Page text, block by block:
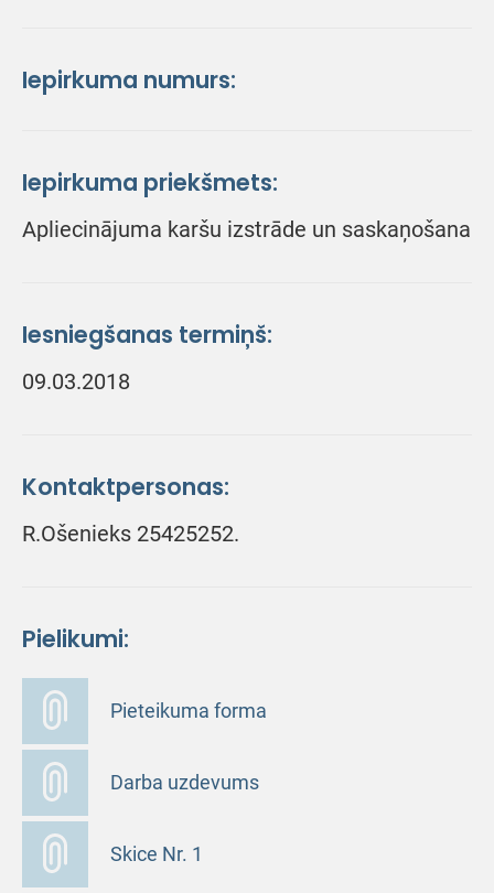
Iepirkuma numurs:
Iepirkuma priekšmets:
Apliecinājuma karšu izstrāde un saskaņošana
Iesniegšanas termiņš:
09.03.2018
Kontaktpersonas:
R.Ošenieks 25425252.
Pielikumi:
Pieteikuma forma
Darba uzdevums
Skice Nr. 1